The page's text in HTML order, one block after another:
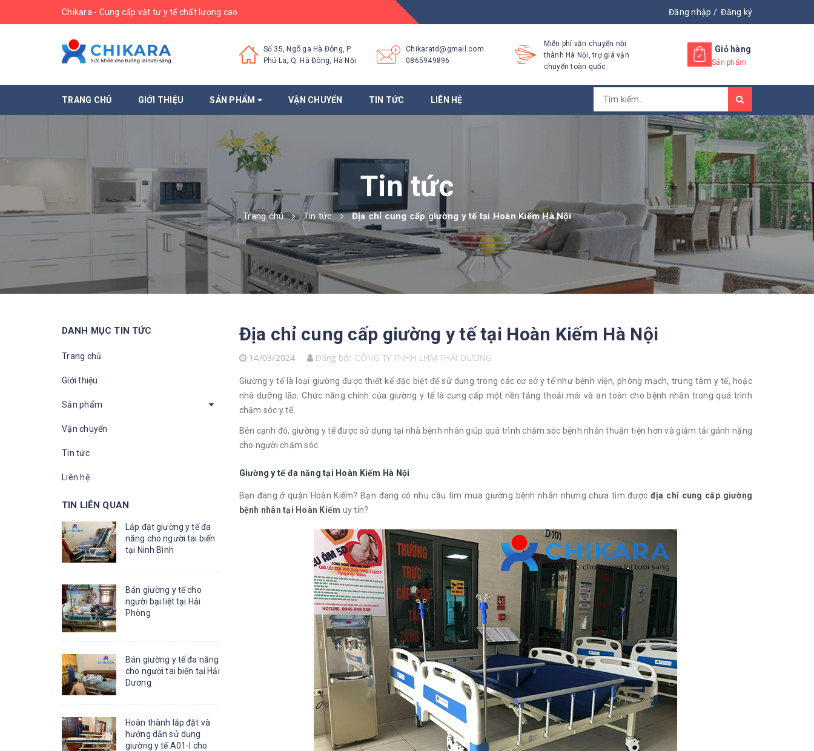
Chikara - Cung cấp vật tư y tế chất lượng cao Đăng nhập /Đăng ký
Số 35, Ngõ ga Hà Đông, P.
Phú La, Q. Hà Đông, Hà Nội
Chikaratd@gmail.com
0865949896
Miễn phí vận chuyển nội
thành Hà Nội, trợ giá vận
chuyển toàn quốc.
Giỏ hàng
Sản phẩm
TRANG CHỦ GIỚI THIỆU SẢN PHẨM VẬN CHUYỂN TIN TỨC LIÊN HỆ
Tin tức
Trang chủ Tin tức Địa chỉ cung cấp giường y tế tại Hoàn Kiếm Hà Nội
Địa chỉ cung cấp giường y tế tại Hoàn Kiếm Hà Nội
14/03/2024 Đăng bởi: CÔNG TY TNHH LHM THÁI DƯƠNG
Giường y tế là loại giường được thiết kế đặc biệt để sử dụng trong các cơ sở y tế như bệnh viện, phòng mạch, trung tâm y tế, hoặc
nhà dưỡng lão. Chức năng chính của giường y tế là cung cấp một nền tảng thoải mái và an toàn cho bệnh nhân trong quá trình
chăm sóc y tế.
Bên cạnh đó, giường y tế được sử dụng tại nhà bệnh nhân giúp quá trình chăm sóc bệnh nhân thuận tiện hơn và giảm tải gánh nặng
cho người chăm sóc.
Giường y tế đa năng tại Hoàn Kiếm Hà Nội
Bạn đang ở quận Hoàn Kiếm? Bạn đang có nhu cầu tìm mua giường bệnh nhân nhưng chưa tìm được địa chỉ cung cấp giường
bệnh nhân tại Hoàn Kiếm uy tín?
DANH MỤC TIN TỨC
Trang chủ
Giới thiệu
Sản phẩm
Vận chuyển
Tin tức
Liên hệ
TIN LIÊN QUAN
Lắp đặt giường y tế đa
năng cho người tai biến
tại Ninh Bình
Bán giường y tế cho
người bại liệt tại Hải
Phòng
Bán giường y tế đa năng
cho người tai biến tại Hải
Dương
Hoàn thành lắp đặt và
hướng dẫn sử dụng
giường y tế A01-I cho